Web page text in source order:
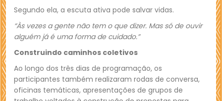
Segundo ela, a escuta ativa pode salvar vidas.
“Às vezes a gente não tem o que dizer. Mas só de ouvir
alguém já é uma forma de cuidado.”
Construindo caminhos coletivos
Ao longo dos três dias de programação, os
participantes também realizaram rodas de conversa,
oficinas temáticas, apresentações de grupos de